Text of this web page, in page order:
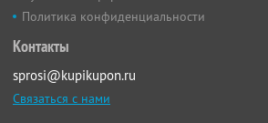
Политика конфиденциальности
Контакты
sprosi@kupikupon.ru
Связаться с нами